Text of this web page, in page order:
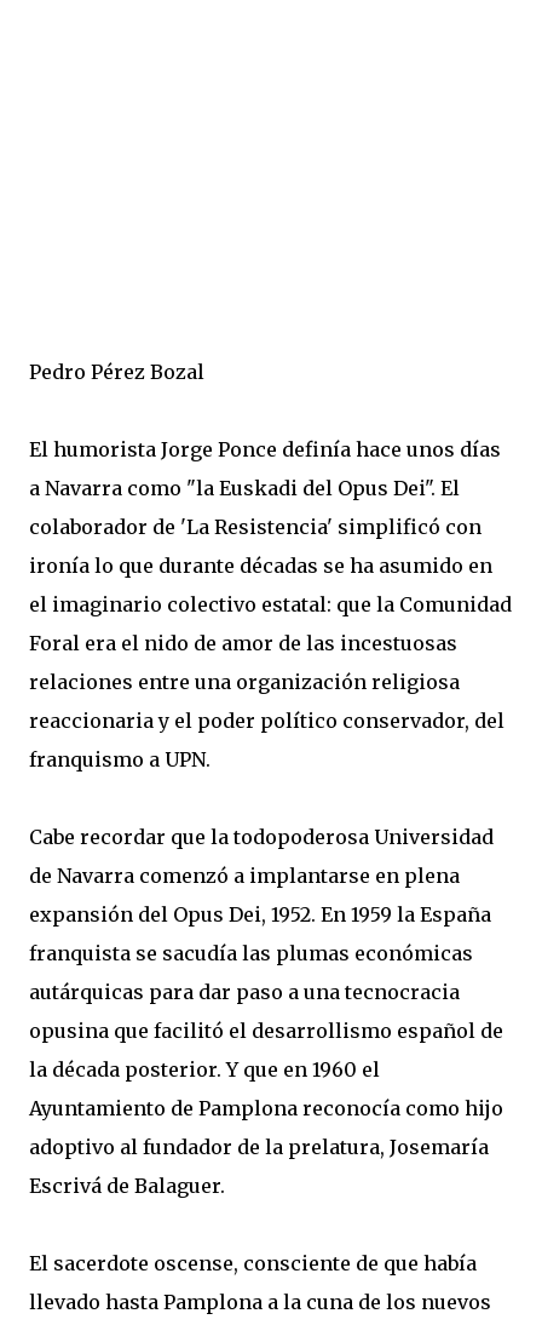
Pedro Pérez Bozal
El humorista Jorge Ponce definía hace unos días
a Navarra como "la Euskadi del Opus Dei". El
colaborador de 'La Resistencia' simplificó con
ironía lo que durante décadas se ha asumido en
el imaginario colectivo estatal: que la Comunidad
Foral era el nido de amor de las incestuosas
relaciones entre una organización religiosa
reaccionaria y el poder político conservador, del
franquismo a UPN.
Cabe recordar que la todopoderosa Universidad
de Navarra comenzó a implantarse en plena
expansión del Opus Dei, 1952. En 1959 la España
franquista se sacudía las plumas económicas
autárquicas para dar paso a una tecnocracia
opusina que facilitó el desarrollismo español de
la década posterior. Y que en 1960 el
Ayuntamiento de Pamplona reconocía como hijo
adoptivo al fundador de la prelatura, Josemaría
Escrivá de Balaguer.
El sacerdote oscense, consciente de que había
llevado hasta Pamplona a la cuna de los nuevos